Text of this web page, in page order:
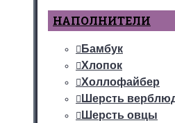
НАПОЛНИТЕЛИ
Бамбук
Хлопок
Холлофайбер
Шерсть
Шерсть овцы